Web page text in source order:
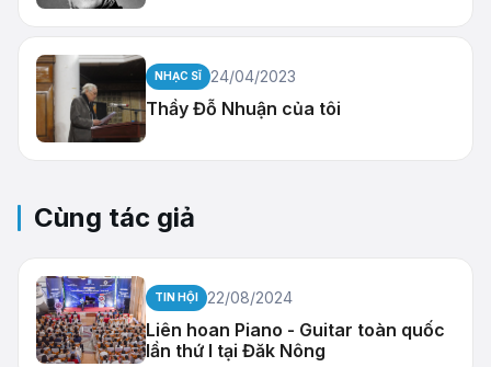
NHẠC SĨ 24/04/2023
Thầy Đỗ Nhuận của tôi
Cùng tác giả
TIN HỘI 22/08/2024
Liên hoan Piano - Guitar toàn quốc
lần thứ I tại Đăk Nông